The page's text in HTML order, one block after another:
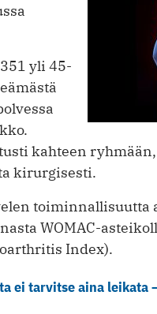
yli 45-
kahteen
kirurgisesti.
toiminnallisuutta
WOMAC-
Index).
ei tarvitse aina leikata